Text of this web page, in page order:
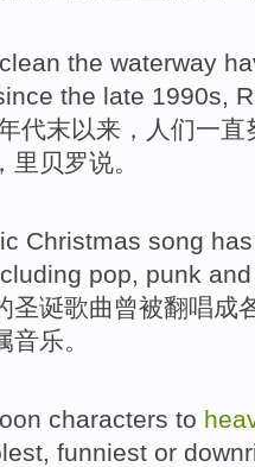
clean the waterway
the late 1990s,
代末以来 ，人们一直
， 里贝罗说。
Christmas song
pop, punk
圣诞歌曲 曾被翻唱成
音乐。
characters to
funniest or